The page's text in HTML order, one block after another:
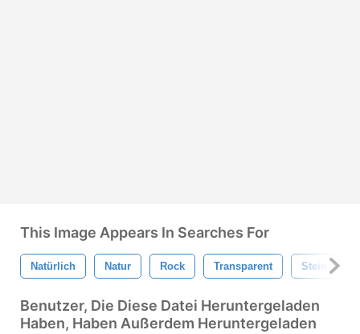
This Image Appears In Searches For
Natürlich Natur Rock Transparent Stein
Benutzer, Die Diese Datei Heruntergeladen
Haben, Haben Außerdem Heruntergeladen